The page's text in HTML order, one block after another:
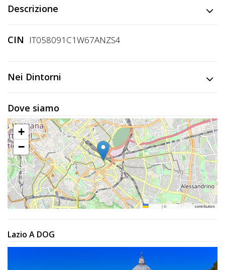
Noi
Inserisci
Registrati
Descrizione
CIN IT058091C1W67ANZS4
Nei Dintorni
Dove siamo
+
−
|© OpenStreetMapcontributors
Lazio A DOG